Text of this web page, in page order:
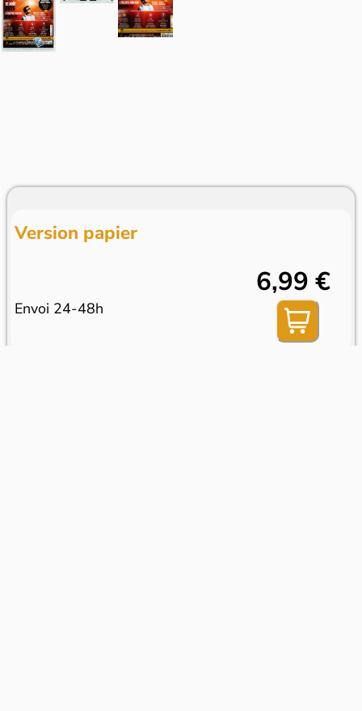
Version papier
Envoi 24-48h
6,99 €